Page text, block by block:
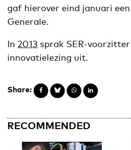
gaf hierover eind januari een
Generale.
In 2013 sprak SER-
innovatielezing uit.
Share:
RECOMMENDED